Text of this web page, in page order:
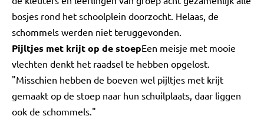
bosjes rond het schoolplein doorzocht. Helaas, de
schommels werden niet teruggevonden.
Pijltjes met krijt op de stoepEen meisje met mooie
vlechten denkt het raadsel te hebben opgelost.
"Misschien hebben de boeven wel pijltjes met krijt
gemaakt op de stoep naar hun schuilplaats, daar liggen
ook de schommels."